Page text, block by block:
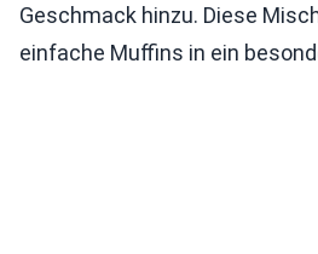
Geschmack hinzu. Diese
einfache Muffins in ein